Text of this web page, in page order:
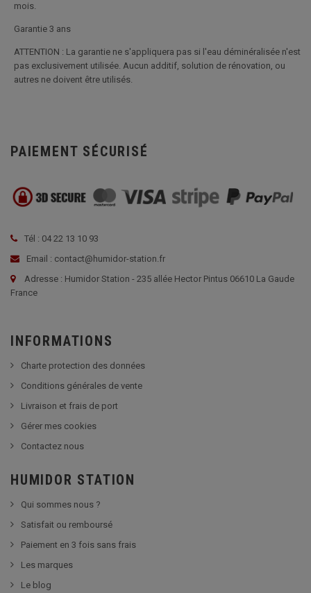
mois.
Garantie 3 ans
ATTENTION : La garantie ne s'appliquera pas si l'eau déminéralisée n'est
pas exclusivement utilisée. Aucun additif, solution de rénovation, ou
autres ne doivent être utilisés.
PAIEMENT SÉCURISÉ
Tél : 04 22 13 10 93
Email : contact@humidor-station.fr
Adresse : Humidor Station - 235 allée Hector Pintus 06610 La Gaude
France
INFORMATIONS
Charte protection des données
Conditions générales de vente
Livraison et frais de port
Gérer mes cookies
Contactez nous
HUMIDOR STATION
Qui sommes nous ?
Satisfait ou remboursé
Paiement en 3 fois sans frais
Les marques
Le blog